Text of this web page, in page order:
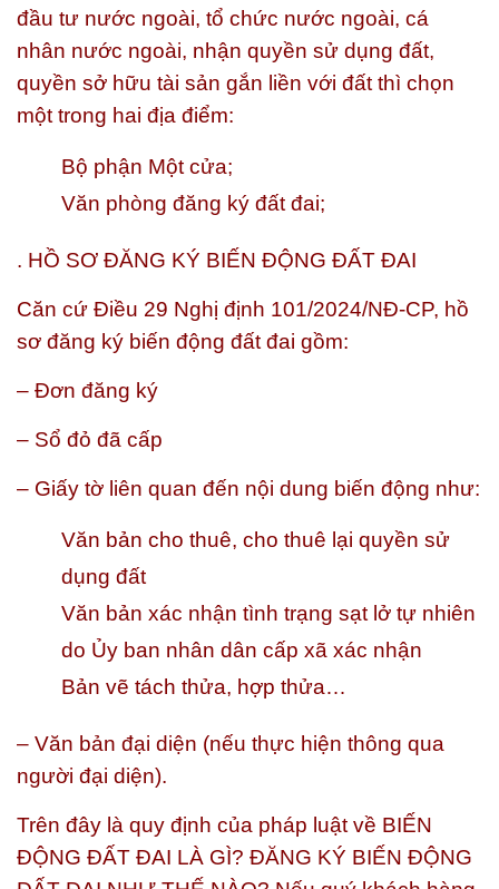
đầu tư nước ngoài, tổ chức nước ngoài, cá
nhân nước ngoài, nhận quyền sử dụng đất,
quyền sở hữu tài sản gắn liền với đất thì chọn
một trong hai địa điểm:
Bộ phận Một cửa;
Văn phòng đăng ký đất đai;
. HỒ SƠ ĐĂNG KÝ BIẾN ĐỘNG ĐẤT ĐAI
Căn cứ Điều 29 Nghị định 101/2024/NĐ-CP, hồ
sơ đăng ký biến động đất đai gồm:
– Đơn đăng ký
– Sổ đỏ đã cấp
– Giấy tờ liên quan đến nội dung biến động như:
Văn bản cho thuê, cho thuê lại quyền sử
dụng đất
Văn bản xác nhận tình trạng sạt lở tự nhiên
do Ủy ban nhân dân cấp xã xác nhận
Bản vẽ tách thửa, hợp thửa…
– Văn bản đại diện (nếu thực hiện thông qua
người đại diện).
Trên đây là quy định của pháp luật về BIẾN
ĐỘNG ĐẤT ĐAI LÀ GÌ? ĐĂNG KÝ BIẾN ĐỘNG